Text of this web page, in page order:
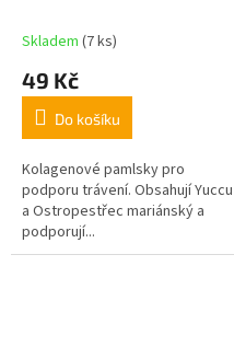
Skladem (7 ks)
49 Kč
Do košíku
Kolagenové pamlsky pro
podporu trávení. Obsahují Yuccu
a Ostropestřec mariánský a
podporují...